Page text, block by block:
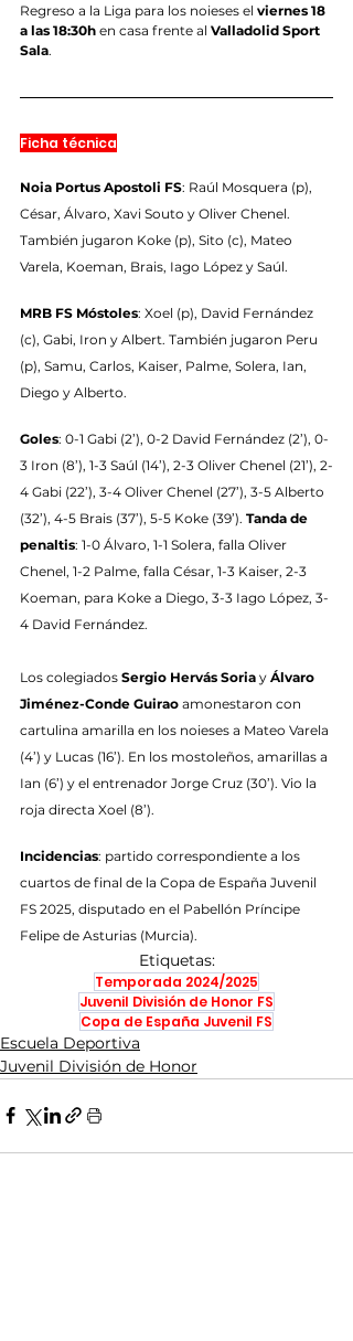
Regreso a la Liga para los noieses el viernes 18
a las 18:30h en casa frente al Valladolid Sport
Sala.
Ficha técnica
Noia Portus Apostoli FS: Raúl Mosquera (p),
César, Álvaro, Xavi Souto y Oliver Chenel.
También jugaron Koke (p), Sito (c), Mateo
Varela, Koeman, Brais, Iago López y Saúl.
MRB FS Móstoles: Xoel (p), David Fernández
(c), Gabi, Iron y Albert. También jugaron Peru
(p), Samu, Carlos, Kaiser, Palme, Solera, Ian,
Diego y Alberto.
Goles: 0-1 Gabi (2’), 0-2 David Fernández (2’), 0-
3 Iron (8’), 1-3 Saúl (14’), 2-3 Oliver Chenel (21’), 2-
4 Gabi (22’), 3-4 Oliver Chenel (27’), 3-5 Alberto
(32’), 4-5 Brais (37’), 5-5 Koke (39’). Tanda de
penaltis: 1-0 Álvaro, 1-1 Solera, falla Oliver
Chenel, 1-2 Palme, falla César, 1-3 Kaiser, 2-3
Koeman, para Koke a Diego, 3-3 Iago López, 3-
4 David Fernández.
Los colegiados Sergio Hervás Soria y Álvaro
Jiménez-Conde Guirao amonestaron con
cartulina amarilla en los noieses a Mateo Varela
(4’) y Lucas (16’). En los mostoleños, amarillas a
Ian (6’) y el entrenador Jorge Cruz (30’). Vio la
roja directa Xoel (8’).
Incidencias: partido correspondiente a los
cuartos de final de la Copa de España Juvenil
FS 2025, disputado en el Pabellón Príncipe
Felipe de Asturias (Murcia).
Etiquetas:
Temporada 2024/2025
Juvenil División de Honor FS
Copa de España Juvenil FS
Escuela Deportiva
Juvenil División de Honor